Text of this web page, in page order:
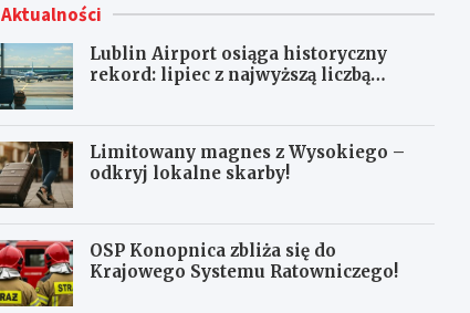
Aktualności
Lublin Airport osiąga historyczny
rekord: lipiec z najwyższą liczbą
Limitowany magnes z Wysokiego –
odkryj lokalne skarby!
OSP Konopnica zbliża się do
Krajowego Systemu Ratowniczego!